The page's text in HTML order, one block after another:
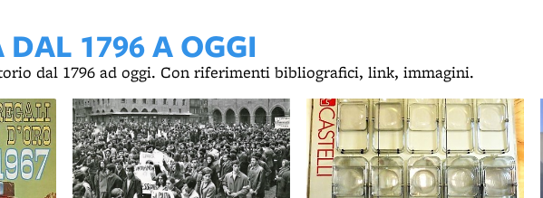
1796 A OGGI
dal 1796 ad oggi. Con riferimenti bibliografici, link, immagini.